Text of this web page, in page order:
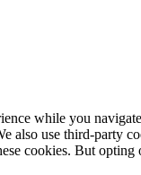
while you
also use third-party
cookies. But